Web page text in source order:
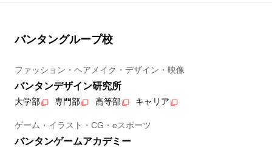
バンタングループ校
ファッション・ヘアメイク・デザイン・映像
バンタンデザイン研究所
大学部 専門部 高等部 キャリア
ゲーム・イラスト・CG・eスポーツ
バンタンゲームアカデミー